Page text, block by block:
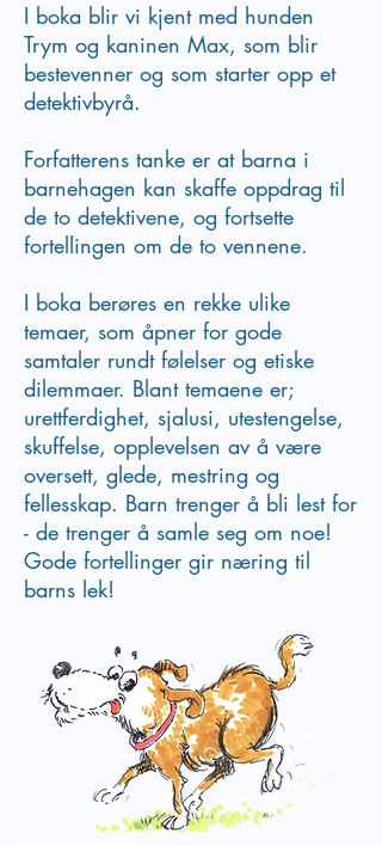
I boka blir vi kjent med hunden
Trym og kaninen Max, som blir
bestevenner og som starter opp et
detektivbyrå.
Forfatterens tanke er at barna i
barnehagen kan skaffe oppdrag til
de to detektivene, og fortsette
fortellingen om de to vennene.
I boka berøres en rekke ulike
temaer, som åpner for gode
samtaler rundt følelser og etiske
dilemmaer. Blant temaene er;
urettferdighet, sjalusi, utestengelse,
skuffelse, opplevelsen av å være
oversett, glede, mestring og
fellesskap. Barn trenger å bli lest for
- de trenger å samle seg om noe!
Gode fortellinger gir næring til
barns lek!